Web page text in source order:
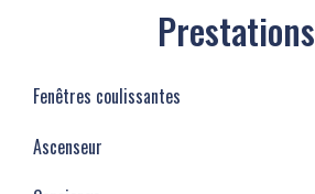
Prestations
Fenêtres coulissantes
Ascenseur